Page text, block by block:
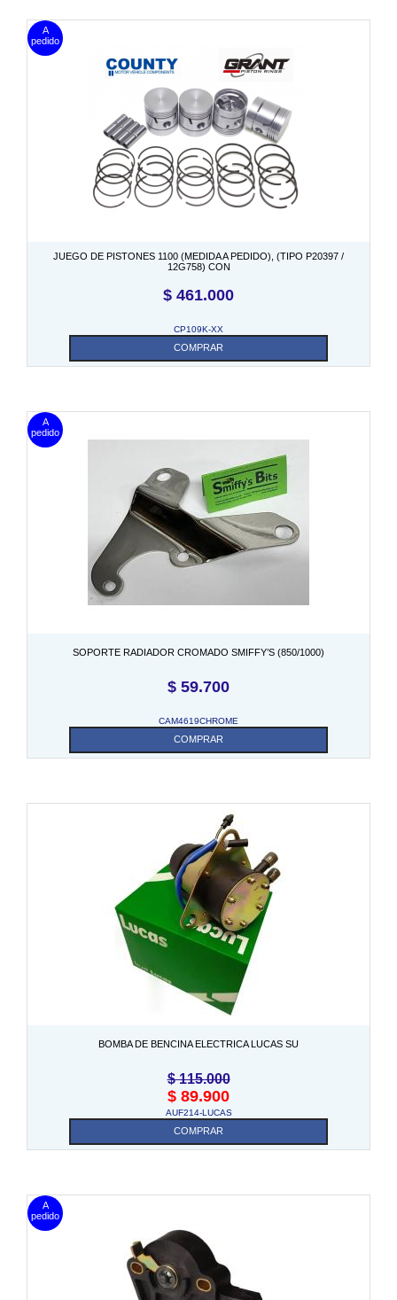
JUEGO DE PISTONES 1100 (MEDIDA A PEDIDO), (TIPO P20397 /
12G758) CON
$ 461.000
CP109K-XX
COMPRAR
SOPORTE RADIADOR CROMADO SMIFFY’S (850/1000)
$ 59.700
CAM4619CHROME
COMPRAR
BOMBA DE BENCINA ELECTRICA LUCAS SU
$115.000
$ 89.900
AUF214-LUCAS
COMPRAR